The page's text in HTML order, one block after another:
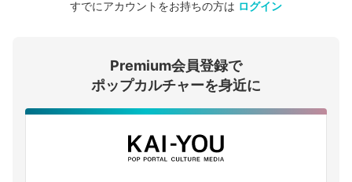
会員登録する
ログインする
すでにアカウントをお持ちの方は ログイン
Premium会員登録で
ポップカルチャーを身近に